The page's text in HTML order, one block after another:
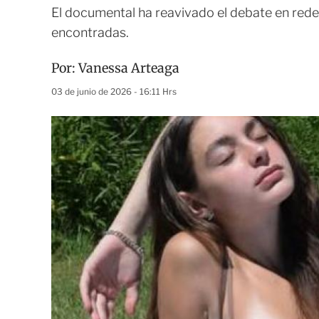
El documental ha reavivado el debate en
encontradas.
Por:Vanessa Arteaga
03 de junio de 2026 - 16:11 Hrs